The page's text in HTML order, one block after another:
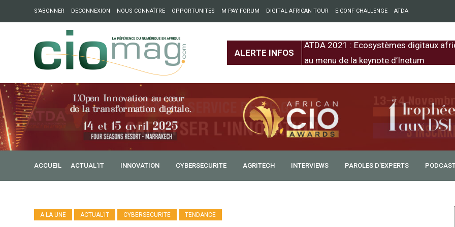
S’ABONNER DECONNEXION NOUS CONNAÎTRE OPPORTUNITES M PAY FORUM DIGITAL AFRICAN TOUR E.CONF CHALLENGE ATDA
ALERTE INFOS
: Partech Shaker lance Chapter54 pour créer des ponts entre l’Europe et
ATDA 2021 : Ecosystèmes digitaux
au menu de la keynote d’Inetum
ACCUEIL ACTUAL’IT INNOVATION CYBERSECURITE AGRITECH INTERVIEWS PAROLES D’EXPERTS
A LA UNE ACTUAL’IT CYBERSECURITE TENDANCE